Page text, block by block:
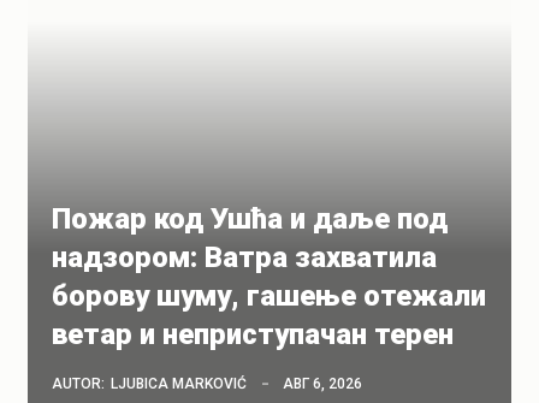
Пожар код Ушћа и даље под
надзором: Ватра захватила
борову шуму, гашење отежали
ветар и неприступачан терен
AUTOR: LJUBICA MARKOVIĆ АВГ 6, 2026